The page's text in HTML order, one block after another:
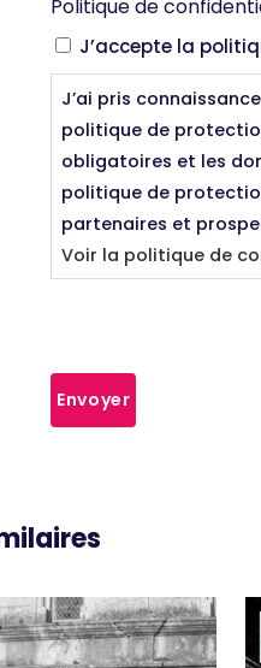
Politique de
J’accepte la
J’ai pris
politique de
obligatoires et les
politique de
partenaires et
Voir la politique de
Envoyer